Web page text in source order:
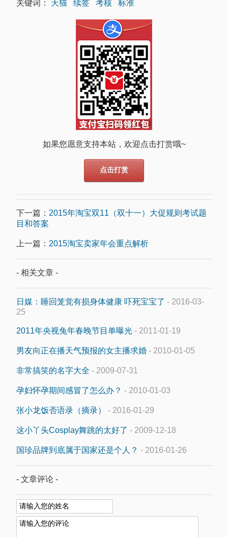
关键词： 天猫 续签 考核 标准
如果您愿意支持本站，欢迎点击打赏哦~
点击打赏
下一篇： 2015年淘宝双11（双十一）大促规则考试题
目和答案
上一篇： 2015淘宝卖家年会重点解析
- 相关文章 -
日媒：睡回笼觉有损身体健康 吓死宝宝了 - 2016-03-
25
2011年央视兔年春晚节目单曝光 - 2011-01-19
男友向正在播天气预报的女主播求婚 - 2010-01-05
非常搞笑的名字大全 - 2009-07-31
孕妇怀孕期间感冒了怎么办？ - 2010-01-03
张小龙饭否语录（摘录） - 2016-01-29
这小丫头Cosplay舞跳的太好了 - 2009-12-18
国珍品牌到底属于国家还是个人？ - 2016-01-26
- 文章评论 -